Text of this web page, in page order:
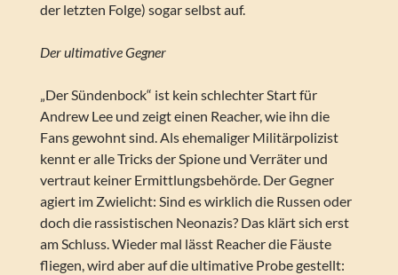
der letzten Folge) sogar selbst auf.
Der ultimative Gegner
„Der Sündenbock“ ist kein schlechter Start für
Andrew Lee und zeigt einen Reacher, wie ihn die
Fans gewohnt sind. Als ehemaliger Militärpolizist
kennt er alle Tricks der Spione und Verräter und
vertraut keiner Ermittlungsbehörde. Der Gegner
agiert im Zwielicht: Sind es wirklich die Russen oder
doch die rassistischen Neonazis? Das klärt sich erst
am Schluss. Wieder mal lässt Reacher die Fäuste
fliegen, wird aber auf die ultimative Probe gestellt: